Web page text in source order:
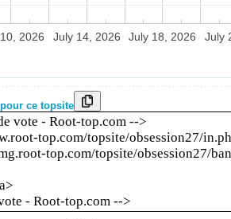
2026 July 14, 2026 July 18, 2026 July
ce topsite